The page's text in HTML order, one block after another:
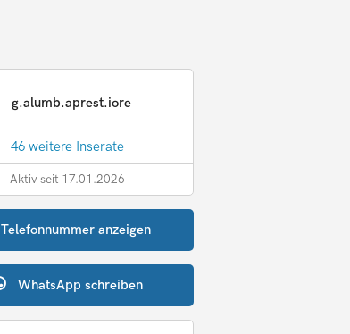
g.alumb.aprest.iore
46 weitere Inserate
Aktiv seit 17.01.2026
Telefonnummer anzeigen
WhatsApp schreiben